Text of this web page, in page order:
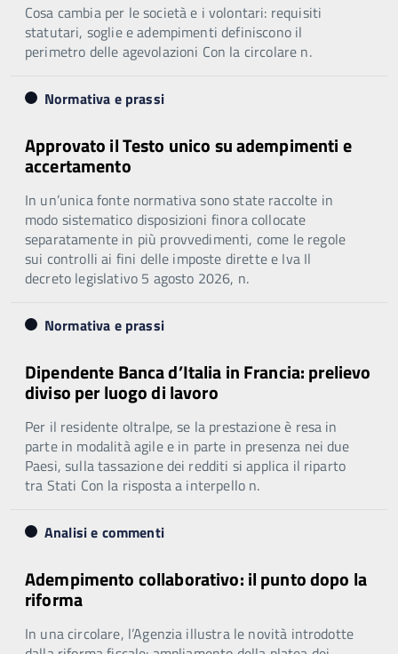
Cosa cambia per le società e i volontari: requisiti
statutari, soglie e adempimenti definiscono il
perimetro delle agevolazioni Con la circolare n.
Normativa e prassi
Approvato il Testo unico su adempimenti e
accertamento
In un’unica fonte normativa sono state raccolte in
modo sistematico disposizioni finora collocate
separatamente in più provvedimenti, come le regole
sui controlli ai fini delle imposte dirette e Iva Il
decreto legislativo 5 agosto 2026, n.
Normativa e prassi
Dipendente Banca d’Italia in Francia: prelievo
diviso per luogo di lavoro
Per il residente oltralpe, se la prestazione è resa in
parte in modalità agile e in parte in presenza nei due
Paesi, sulla tassazione dei redditi si applica il riparto
tra Stati Con la risposta a interpello n.
Analisi e commenti
Adempimento collaborativo: il punto dopo la
riforma
In una circolare, l’Agenzia illustra le novità introdotte